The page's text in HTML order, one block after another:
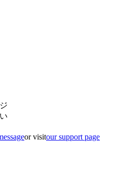
or visitour support page